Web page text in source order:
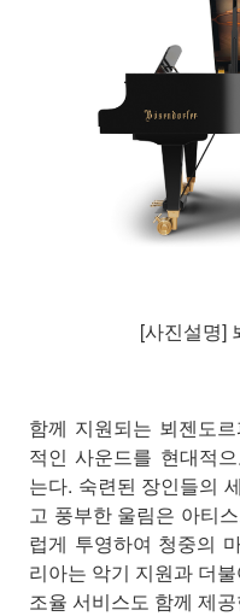
[사진설명]
함께 지원되는 뵈젠도
적인 사운드를 현대적
는다. 숙련된 장인들의
고 풍부한 울림은 아티
럽게 투영하여 청중의
리아는 악기 지원과 더
조율 서비스도 함께 제